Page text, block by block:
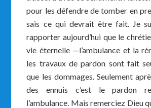
pour les défendre de tomber en
sais ce qui devrait être fait. Je
rapporter aujourd’hui que le
vie éternelle —l’ambulance et la
les travaux de pardon sont fait
que les dommages. Seulement
des ennuis c’est le pardon
l’ambulance. Mais remerciez Dieu